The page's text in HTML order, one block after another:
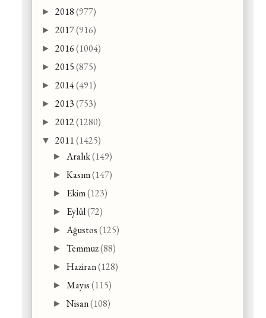
► 2018(977)
► 2017(916)
► 2016(1004)
► 2015(875)
► 2014(491)
► 2013(753)
► 2012(1280)
▼ 2011(1425)
► Aralık(149)
►Kasım(147)
► Ekim(123)
► Eylül(72)
► Ağustos(125)
►Temmuz(88)
►Haziran(128)
► Mayıs(115)
►Nisan(108)